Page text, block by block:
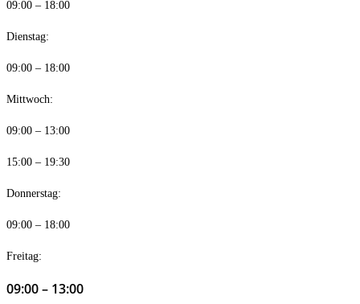
09:00 – 18:00
Dienstag:
09:00 – 18:00
Mittwoch:
09:00 – 13:00
15:00 – 19:30
Donnerstag:
09:00 – 18:00
Freitag:
09:00 – 13:00